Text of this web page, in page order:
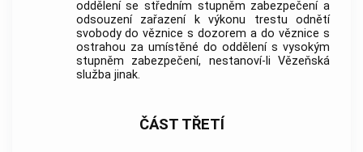
oddělení se středním stupněm zabezpečení a
odsouzení zařazení k výkonu trestu odnětí
svobody do věznice s dozorem a do věznice s
ostrahou za umístěné do oddělení s vysokým
stupněm zabezpečení, nestanoví-li Vězeňská
služba jinak.
ČÁST TŘETÍ